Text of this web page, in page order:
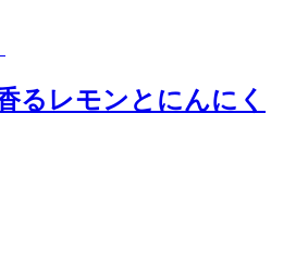
るレモンとにんにく